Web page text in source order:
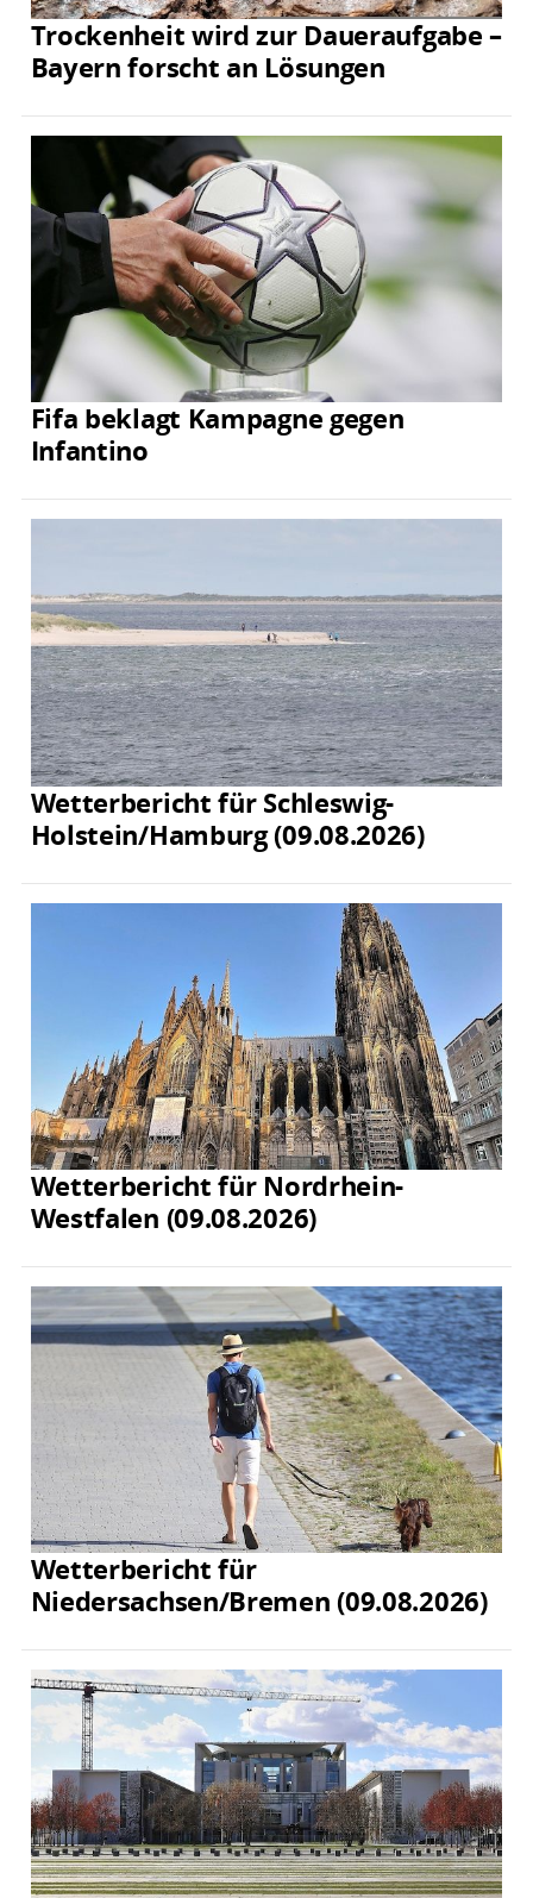
Trockenheit wird zur Daueraufgabe –
Bayern forscht an Lösungen
Fifa beklagt Kampagne gegen
Infantino
Wetterbericht für Schleswig-
Holstein/Hamburg (09.08.2026)
Wetterbericht für Nordrhein-
Westfalen (09.08.2026)
Wetterbericht für
Niedersachsen/Bremen (09.08.2026)